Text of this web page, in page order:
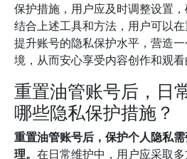
保护措施，用户应及时调整设置，
结合上述工具和方法，用户可以
提升账号的隐私保护水平，营造
境，从而安心享受内容创作和观看
重置油管账号后，日
哪些隐私保护措施？
重置油管账号后，保护个人隐私
理。 在日常维护中，用户应采取